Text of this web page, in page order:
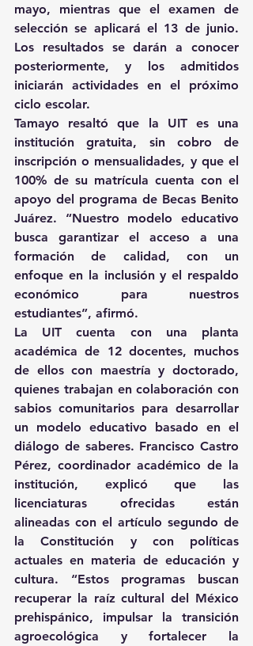
mayo, mientras que el examen de
selección se aplicará el 13 de junio.
Los resultados se darán a conocer
posteriormente, y los admitidos
iniciarán actividades en el próximo
ciclo escolar.
Tamayo resaltó que la UIT es una
institución gratuita, sin cobro de
inscripción o mensualidades, y que el
100% de su matrícula cuenta con el
apoyo del programa de Becas Benito
Juárez. “Nuestro modelo educativo
busca garantizar el acceso a una
formación de calidad, con un
enfoque en la inclusión y el respaldo
económico para nuestros
estudiantes”, afirmó.
La UIT cuenta con una planta
académica de 12 docentes, muchos
de ellos con maestría y doctorado,
quienes trabajan en colaboración con
sabios comunitarios para desarrollar
un modelo educativo basado en el
diálogo de saberes. Francisco Castro
Pérez, coordinador académico de la
institución, explicó que las
licenciaturas ofrecidas están
alineadas con el artículo segundo de
la Constitución y con políticas
actuales en materia de educación y
cultura. “Estos programas buscan
recuperar la raíz cultural del México
prehispánico, impulsar la transición
agroecológica y fortalecer la